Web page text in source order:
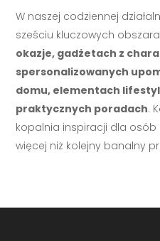
W naszej codziennej
sześciu kluczowych
okazje, gadżetach z
spersonalizowanych
domu, elementach
praktycznych poradach.
kopalnia inspiracji dla
więcej niż kolejny banalny